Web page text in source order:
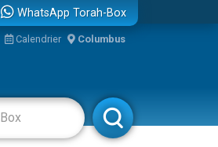
WhatsApp Torah-Box
Calendrier Columbus
Rabbanim